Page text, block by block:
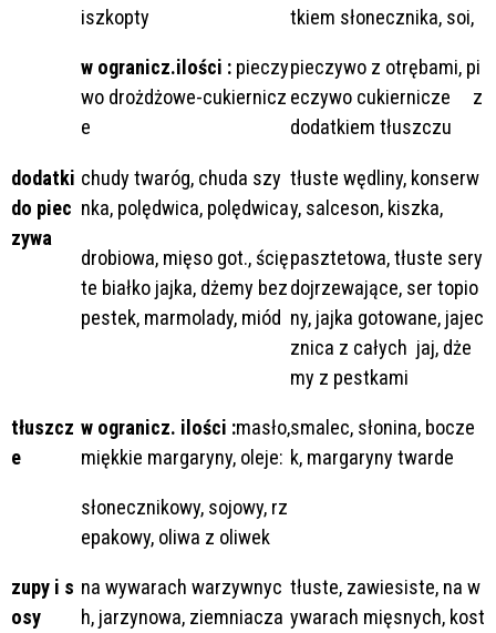
iszkopty
w ogranicz.ilości : pieczy
wo drożdżowe-cukiernicz
e
tkiem słonecznika, soi,
pieczywo z otrębami, pi
eczywo cukiernicze z
dodatkiem tłuszczu
dodatki
do piec
zywa
chudy twaróg, chuda szy
nka, polędwica, polędwica
drobiowa, mięso got., ścię
te białko jajka, dżemy bez
pestek, marmolady, miód
tłuste wędliny, konserw
y, salceson, kiszka,
pasztetowa, tłuste sery
dojrzewające, ser topio
ny, jajka gotowane, jajec
znica z całych jaj, dże
my z pestkami
tłuszcz
e
w ogranicz. ilości :masło,
miękkie margaryny, oleje:
słonecznikowy, sojowy, rz
epakowy, oliwa z oliwek
smalec, słonina, bocze
k, margaryny twarde
zupy i s
osy
na wywarach warzywnyc
h, jarzynowa, ziemniacza
tłuste, zawiesiste, na w
ywarach mięsnych, kost